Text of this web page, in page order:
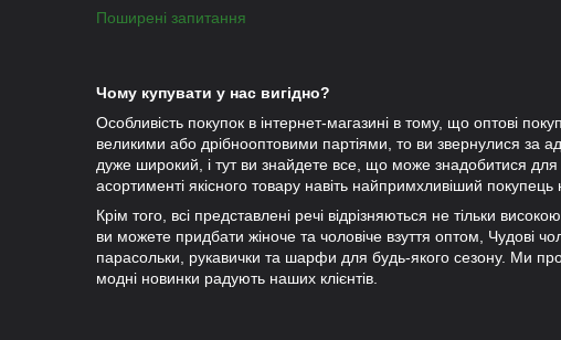
Поширені запитання
Чому купувати у нас вигідно?
Особливість покупок в інтернет-магазині в тому, що оптові
великими або дрібнооптовими партіями, то ви звернулися за
дуже широкий, і тут ви знайдете все, що може знадобитися для
асортименті якісного товару навіть найпримхливіший
Крім того, всі представлені речі відрізняються не тільки
ви можете придбати жіноче та чоловіче взуття оптом, Чудові
парасольки, рукавички та шарфи для будь-якого сезону. Ми
модні новинки радують наших клієнтів.